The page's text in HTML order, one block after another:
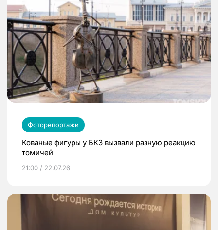
Фоторепортажи
Кованые фигуры у БКЗ вызвали разную реакцию
томичей
21:00 / 22.07.26